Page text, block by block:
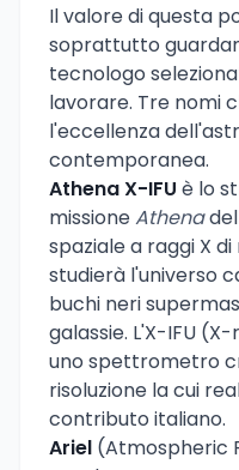
Il valore di questa
soprattutto
tecnologo
lavorare. Tre nomi
l'eccellenza
contemporanea.
Athena X-IFU è lo
missioneAthena
spaziale a raggi X
studierà l'universo
buchi neri
galassie. L'X-IFU
uno spettrometro
risoluzione la cui
contributo italiano.
Ariel (Atmospheric